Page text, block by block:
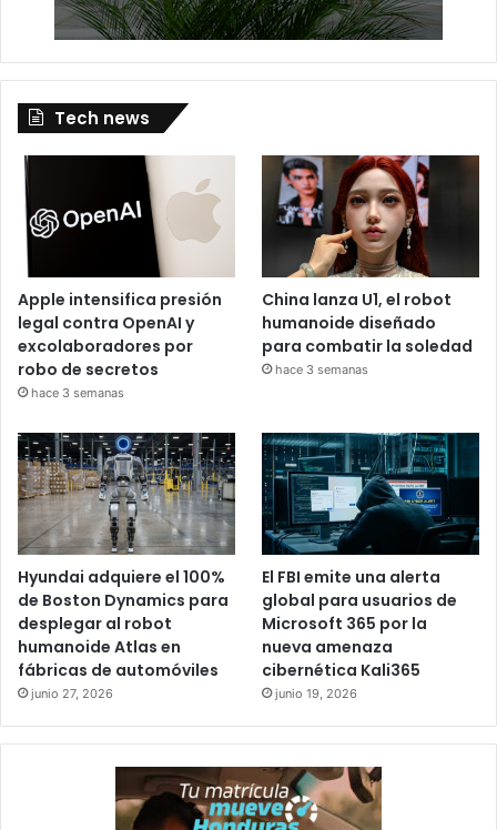
Tech news
Apple intensifica presión
legal contra OpenAI y
excolaboradores por
robo de secretos
hace 3 semanas
China lanza U1, el robot
humanoide diseñado
para combatir la soledad
hace 3 semanas
Hyundai adquiere el 100%
de Boston Dynamics para
desplegar al robot
humanoide Atlas en
fábricas de automóviles
junio 27, 2026
El FBI emite una alerta
global para usuarios de
Microsoft 365 por la
nueva amenaza
cibernética Kali365
junio 19, 2026